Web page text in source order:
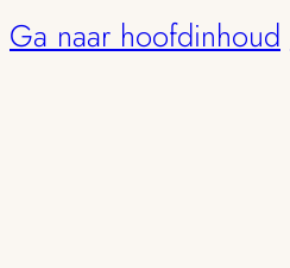
Ga naar hoofdinhoud